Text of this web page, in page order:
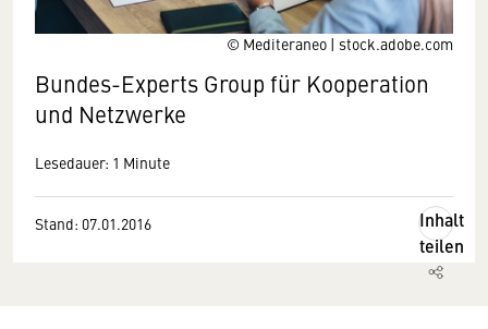
© Mediteraneo | stock.adobe.com
Bundes-Experts Group für Kooperation
und Netzwerke
Lesedauer: 1 Minute
Stand: 07.01.2016
Inhalt
teilen